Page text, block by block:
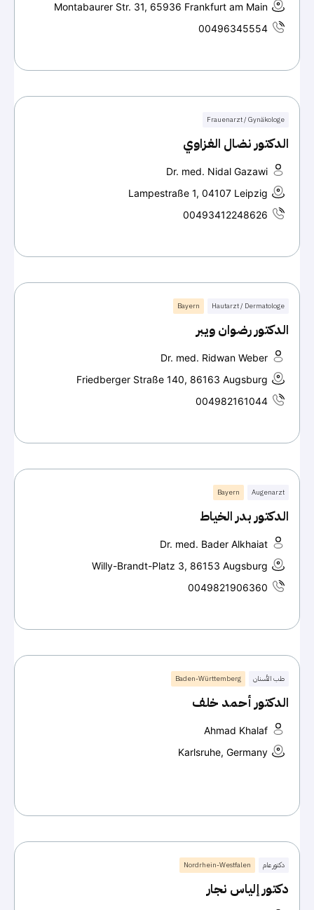
Montabaurer Str. 31, 65936 Frankfurt am Main
00496345554
Frauenarzt / Gynäkologe
الدكتور نضال الغزاوي
Dr. med. Nidal Gazawi
Lampestraße 1, 04107 Leipzig
00493412248626
Hautarzt / Dermatologe
Bayern
الدكتور رضوان ويبر
Dr. med. Ridwan Weber
Friedberger Straße 140, 86163 Augsburg
004982161044
Augenarzt
Bayern
الدكتور بدر الخياط
Dr. med. Bader Alkhaiat
Willy-Brandt-Platz 3, 86153 Augsburg
0049821906360
طب الأسنان Baden-Württemberg
الدكتور أحمد خلف
Ahmad Khalaf
Karlsruhe, Germany
دكتور عام Nordrhein-Westfalen
دكتور إلياس نجار